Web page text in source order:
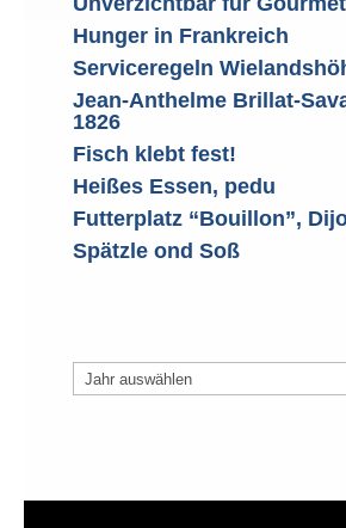
Hunger in Frankreich
Serviceregeln
Jean-Anthelme Brillat-
1826
Fisch klebt fest!
Heißes Essen, pedu
Futterplatz “Bouillon”,
Spätzle ond Soß
Archiv